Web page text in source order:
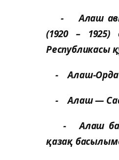
- Алаш
(1920 –
Республикасы
- Алаш-Орда
- Алаш —
- Алаш
қазақ